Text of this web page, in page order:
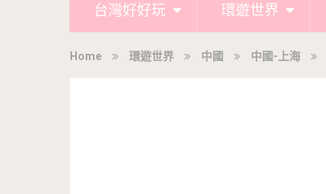
台灣好好玩 環遊世界
Home 環遊世界 中國 中國-上海